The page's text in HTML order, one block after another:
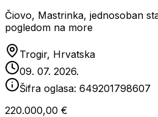
Čiovo, Mastrinka, jednosoban
pogledom na more
Trogir, Hrvatska
09. 07. 2026.
Šifra oglasa: 649201798607
220.000,00 €